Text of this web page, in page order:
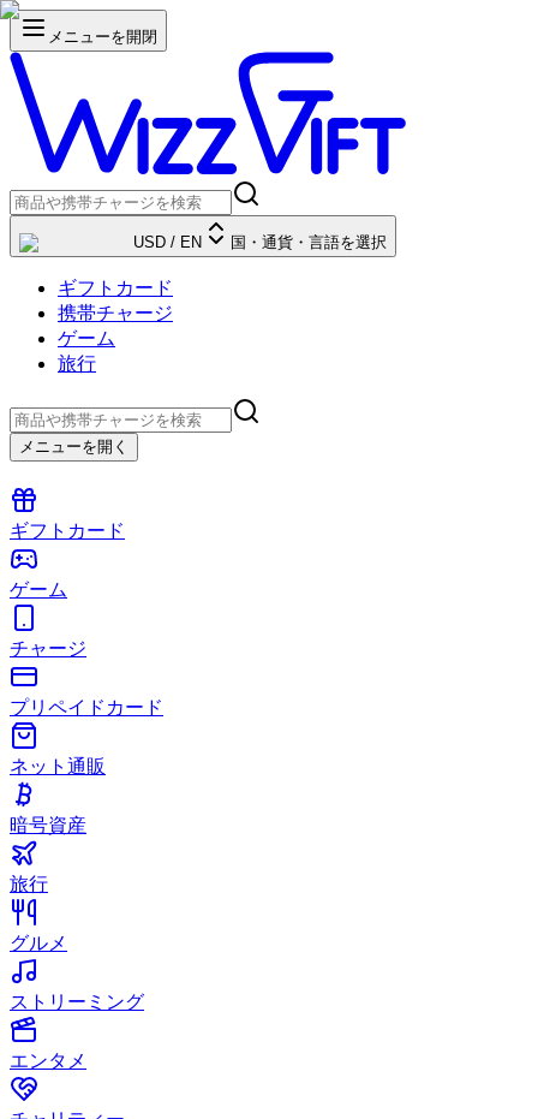
メニューを開閉
USD / EN 国・通貨・言語を選択
ギフトカード
携帯チャージ
ゲーム
旅行
メニューを開く
ギフトカード
ゲーム
チャージ
プリペイドカード
ネット通販
暗号資産
旅行
グルメ
ストリーミング
エンタメ